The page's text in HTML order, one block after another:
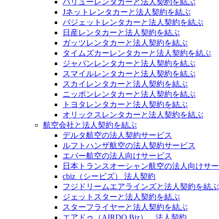
バリューレンタカーと法人契約を結ぶ
Jネットレンタカーと法人契約を結ぶ
バジェットレンタカーと法人契約を結ぶ
日産レンタカーと法人契約を結ぶ
ガッツレンタカーと法人契約を結ぶ
タイムズカーレンタカーと法人契約を結ぶ
ジャパンレンタカーと法人契約を結ぶ
スマイルレンタカーと法人契約を結ぶ
スカイレンタカーと法人契約を結ぶ
ニッポンレンタカーと法人契約を結ぶ
トヨタレンタカーと法人契約を結ぶ
オリックスレンタカーと法人契約を結ぶ
航空会社と法人契約を結ぶ
デルタ航空の法人契約サービス
ルフトハンザ航空の法人契約サービス
エバー航空の法人向けサービス
日本トランスオーシャン航空の法人向けサ
cbiz（シービズ） 法人契約
フジドリームエアラインズと法人契約を結ぶ
ジェットスターと法人契約を結ぶ
スターフライヤーと法人契約を結ぶ
エアドゥ（AIRDO Biz） 法人契約